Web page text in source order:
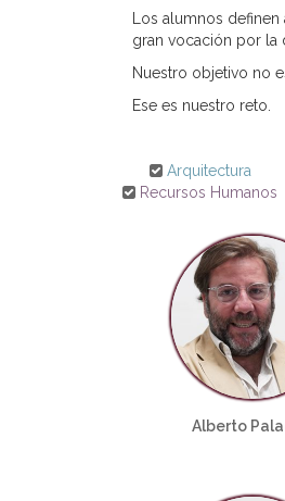
Los alumnos
gran vocación por la
Nuestro objetivo no
Ese es nuestro reto.
Arquitectura
Recursos Humanos
Alberto